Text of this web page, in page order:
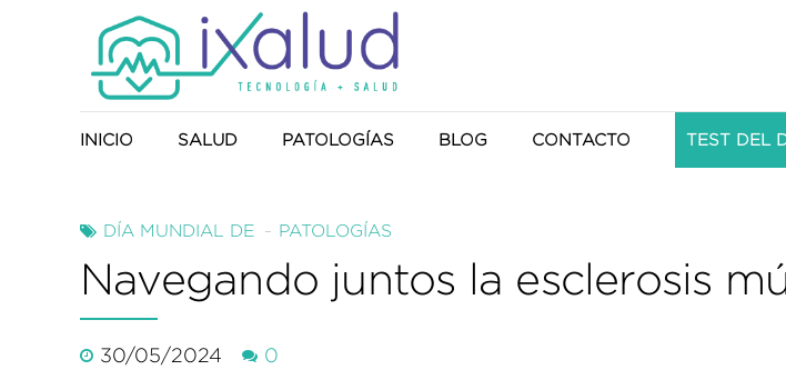
INICIO SALUD
Producto Sanitario
PATOLOGÍAS BLOG CONTACTO TEST DEL
DÍA MUNDIAL DE PATOLOGÍAS
Navegando juntos la esclerosis
30/05/2024 0